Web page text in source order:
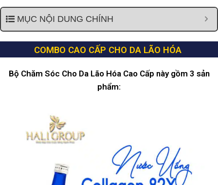
MỤC NỘI DUNG CHÍNH
COMBO CAO CẤP CHO DA LÃO HÓA
Bộ Chăm Sóc Cho Da Lão Hóa Cao Cấp này gồm 3 sản
phẩm: